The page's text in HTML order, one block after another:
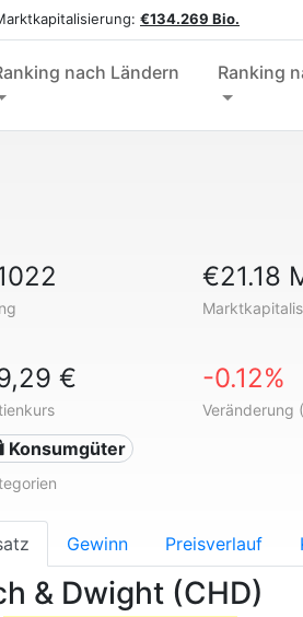
€134.269 Bio.
nach Ländern Ranking
€21.18
€ -0.12%
Veränderung
Konsumgüter
Gewinn Preisverlauf
& Dwight (CHD)